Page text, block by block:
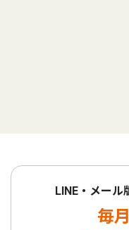
LINE・メール
毎